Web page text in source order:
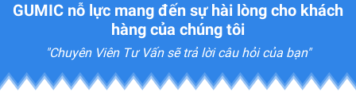
GUMIC nỗ lực mang đến sự hài lòng cho khách
hàng của chúng tôi
"Chuyên Viên Tư Vấn sẽ trả lời câu hỏi của bạn"